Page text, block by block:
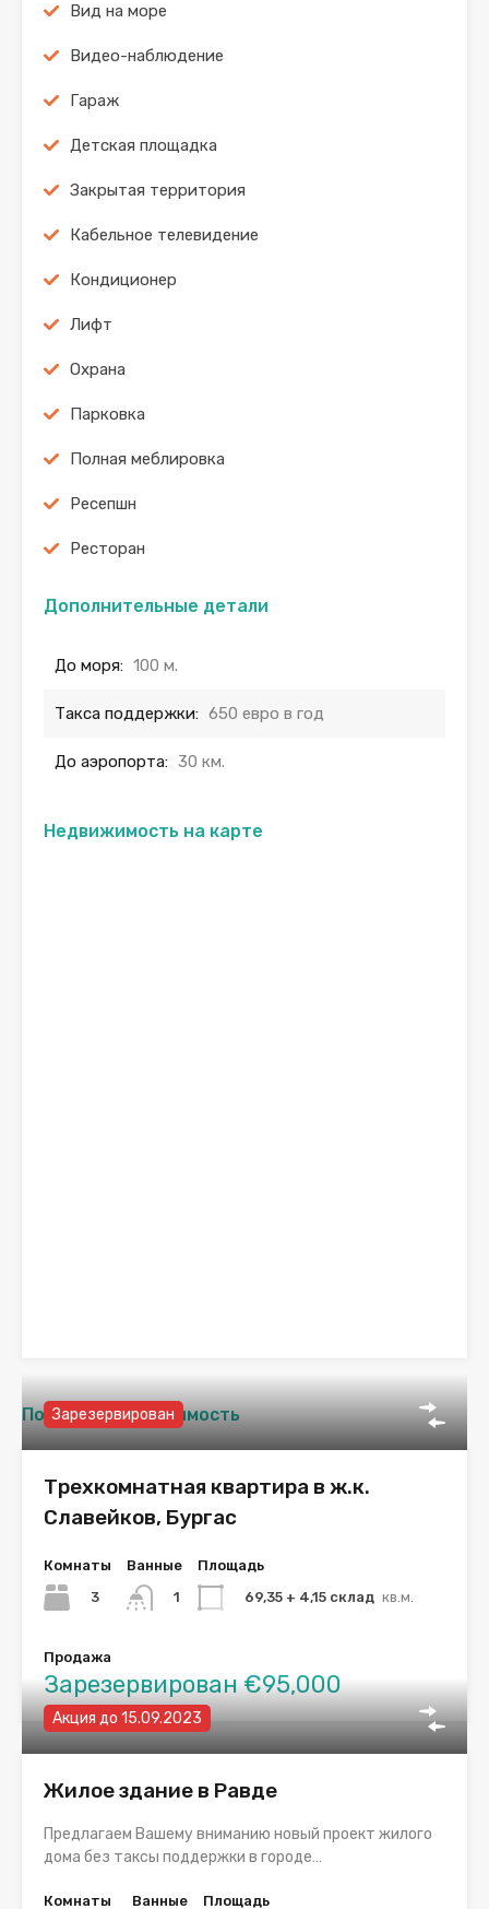
Вид на море
Видео-наблюдение
Гараж
Детская площадка
Закрытая территория
Кабельное телевидение
Кондиционер
Лифт
Охрана
Парковка
Полная меблировка
Ресепшн
Ресторан
Дополнительные детали
До моря: 100 м.
Такса поддержки: 650 евро в год
До аэропорта: 30 км.
Недвижимость на карте
Похожая недвижимость
Зарезервирован
Трехкомнатная квартира в ж.к.
Славейков, Бургас
Комнаты
3
Ванные
1
Площадь
69,35 + 4,15 склад кв.м.
Продажа
Зарезервирован €95,000
Акция до 15.09.2023
Жилое здание в Равде
Предлагаем Вашему вниманию новый проект жилого
дома без таксы поддержки в городе…
Комнаты Ванные Площадь